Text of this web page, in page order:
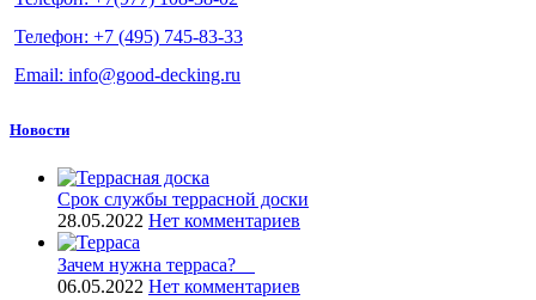
Телефон: +7 (495) 745-83-33
Email: info@good-decking.ru
Новости
Срок службы террасной доски
28.05.2022 Нет комментариев
Зачем нужна терраса? ⠀
06.05.2022 Нет комментариев